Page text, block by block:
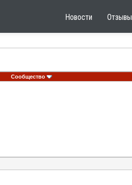
Новости Отзывы
Сообщество